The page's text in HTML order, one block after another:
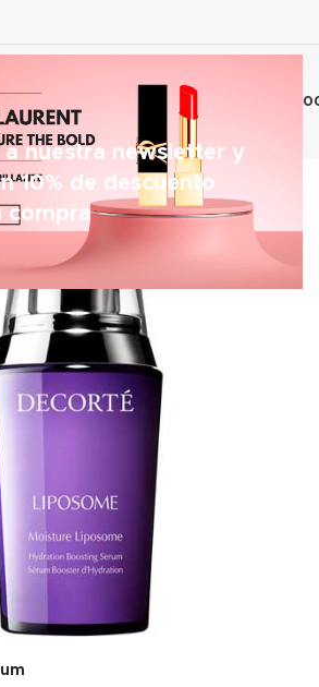
a nuestra newsletter y
10% de descuento
compra